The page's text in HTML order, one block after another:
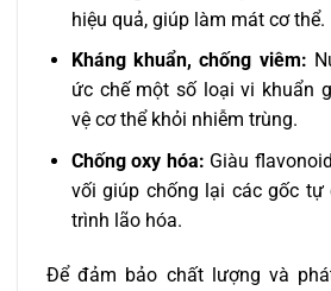
hiệu quả, giúp làm mát cơ thể.
Kháng khuẩn, chống viêm:
ức chế một số loại vi khuẩn
vệ cơ thể khỏi nhiễm trùng.
Chống oxy hóa: Giàu
vối giúp chống lại các gốc tự
trình lão hóa.
Để đảm bảo chất lượng và